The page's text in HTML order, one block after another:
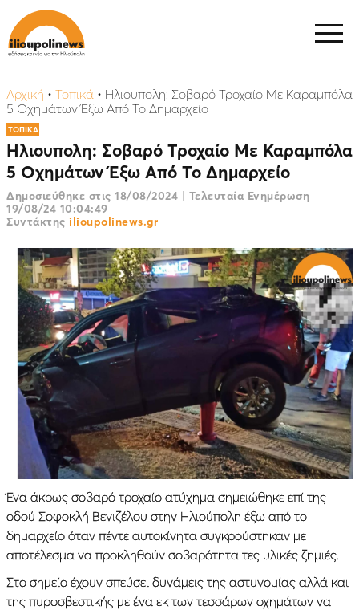
Αρχική • Τοπικά • Ηλιουπολη: Σοβαρό Τροχαίο Με Καραμπόλα
5 Οχημάτων Έξω Από Το Δημαρχείο
ΤΟΠΙΚΑ
Ηλιουπολη: Σοβαρό Τροχαίο Με Καραμπόλα
5 Οχημάτων Έξω Από Το Δημαρχείο
Δημοσιεύθηκε στις 18/08/2024 | Τελευταία Ενημέρωση
19/08/24 10:04:49
Συντάκτης ilioupolinews.gr
Ένα άκρως σοβαρό τροχαίο ατύχημα σημειώθηκε επί της
οδού Σοφοκλή Βενιζέλου στην Ηλιούπολη έξω από το
δημαρχείο όταν πέντε αυτοκίνητα συγκρούστηκαν με
αποτέλεσμα να προκληθούν σοβαρότητα τες υλικές ζημιές.
Στο σημείο έχουν σπεύσει δυνάμεις της αστυνομίας αλλά και
της πυροσβεστικής με ένα εκ των τεσσάρων οχημάτων να